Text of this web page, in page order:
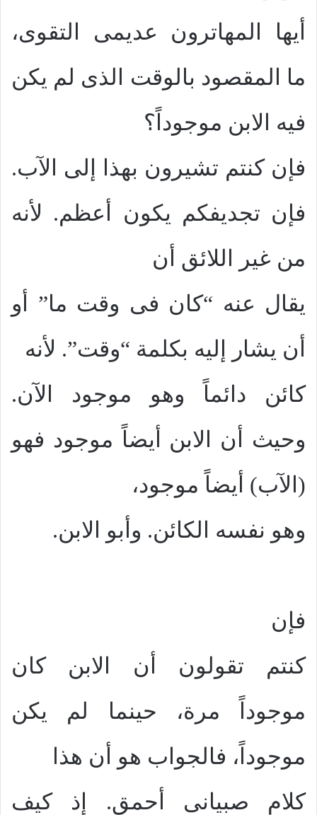
أيها المهاترون عديمى التقوى،
ما المقصود بالوقت الذى لم يكن
فيه الابن موجوداً؟
فإن كنتم تشيرون بهذا إلى الآب.
فإن تجديفكم يكون أعظم. لأنه
من غير اللائق أن
يقال عنه “كان فى وقت ما” أو
أن يشار إليه بكلمة “وقت”. لأنه
كائن دائماً وهو موجود الآن.
وحيث أن الابن أيضاً موجود فهو
(الآب) أيضاً موجود،
وهو نفسه الكائن. وأبو الابن.
فإن
كنتم تقولون أن الابن كان
موجوداً مرة، حينما لم يكن
موجوداً، فالجواب هو أن هذا
كلام صبيانى أحمق. إذ كيف